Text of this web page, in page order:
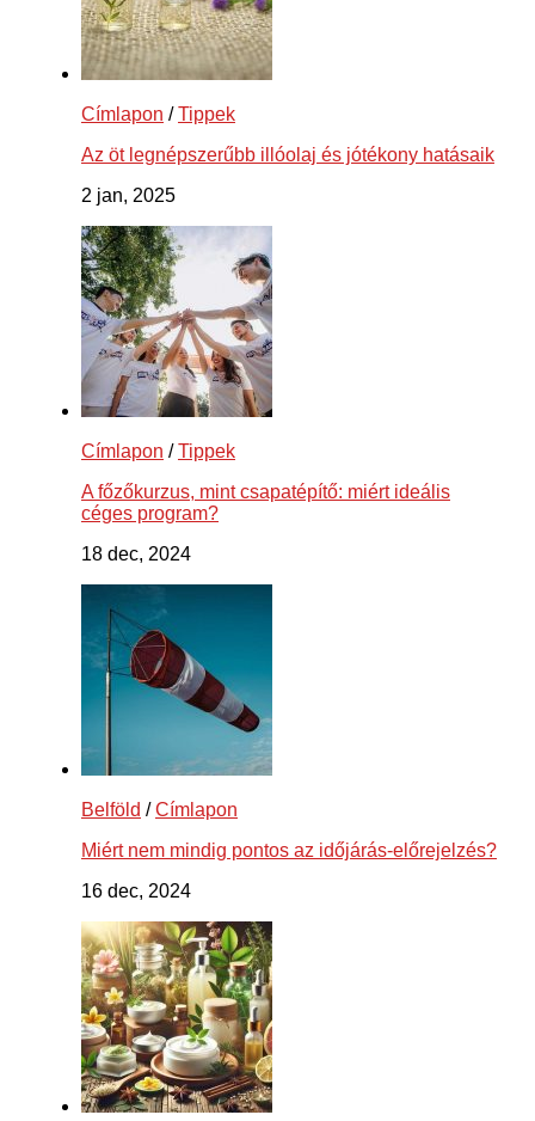
Címlapon /Tippek
Az öt legnépszerűbb illóolaj és jótékony hatásaik
2 jan, 2025
Címlapon /Tippek
A főzőkurzus, mint csapatépítő: miért ideális
céges program?
18 dec, 2024
Belföld /Címlapon
Miért nem mindig pontos az időjárás-előrejelzés?
16 dec, 2024